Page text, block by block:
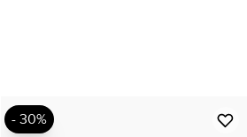
- 30%